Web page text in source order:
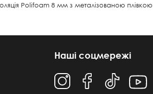
Polifoam 8 мм з металізованою плівкою
Наші соцмережі